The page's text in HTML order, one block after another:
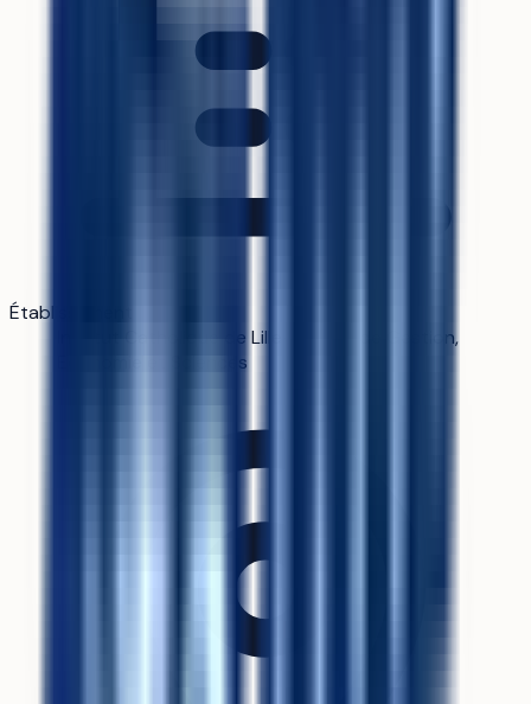
Établissement
Institut Catholique de Lille-Faculté de Gestion,
Economie et Sciences